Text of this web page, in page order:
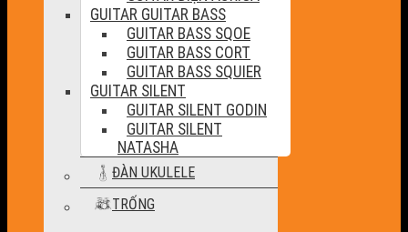
GUITAR GUITAR BASS
GUITAR BASS SQOE
GUITAR BASS CORT
GUITAR BASS SQUIER
GUITAR SILENT
GUITAR SILENT GODIN
GUITAR SILENT
NATASHA
ĐÀN UKULELE
TRỐNG